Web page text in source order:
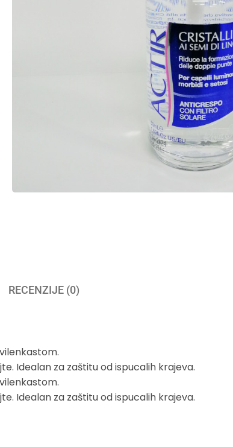
RECENZIJE (0)
Idealan za zaštitu od ispucalih krajeva.
Idealan za zaštitu od ispucalih krajeva.